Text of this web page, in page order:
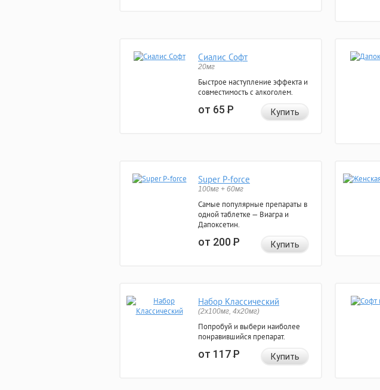
Сиалис Софт
20мг
Быстрое наступление эффекта и
совместимость с алкоголем.
от 65Р Купить
Super P-force
100мг + 60мг
Самые популярные препараты в
одной таблетке — Виагра и
Дапоксетин.
от 200Р Купить
Набор Классический
(2x100мг, 4x20мг)
Попробуй и выбери наиболее
понравившийся препарат.
от 117Р Купить